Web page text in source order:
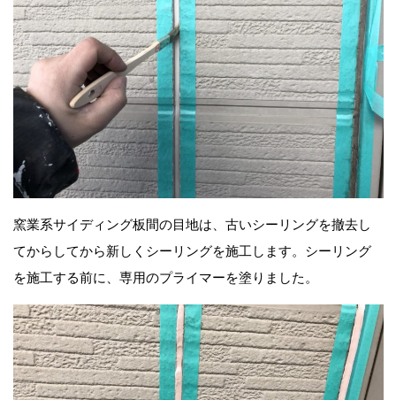
窯業系サイディング板間の目地は、古いシーリングを撤去し
てからしてから新しくシーリングを施工します。シーリング
を施工する前に、専用のプライマーを塗りました。